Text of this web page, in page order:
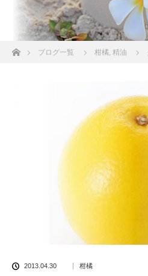
ホームブログ一覧 柑橘, 精油
2013.04.30 柑橘